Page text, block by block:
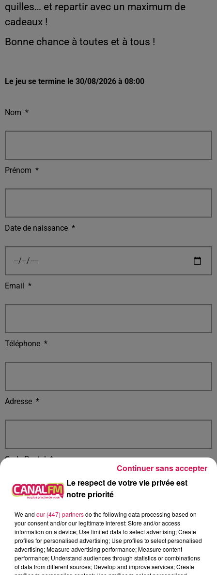
quilles… et repartir avec un maximum de
cadeaux !
Bonne chance à toutes et à tous !
Le jeu se termine le 30/08/2026 à 08:00
Nom *
Prénom *
Date de naissance *
Email *
Téléphone *
Adresse *
Code Postal*
Ville*
Le respect de votre vie privée est
notre priorité
We and our (447) partnersdo the following data processing based on
your consent and/or our legitimate interest: Store and/or access
information on a device; Use limited data to select advertising; Create
profiles for personalised advertising; Use profiles to select personalised
advertising; Measure advertising performance; Measure content
performance; Understand audiences through statistics or combinations
of data from different sources; Develop and improve services; Create
Continuer sans accepter